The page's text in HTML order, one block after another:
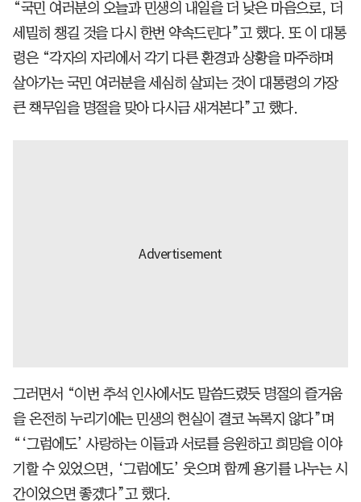
“국민 여러분의 오늘과 민생의 내일을 더 낮은 마음으로, 더
세밀히 챙길 것을 다시 한번 약속드린다”고 했다. 또 이 대통
령은 “각자의 자리에서 각기 다른 환경과 상황을 마주하며
살아가는 국민 여러분을 세심히 살피는 것이 대통령의 가장
큰 책무임을 명절을 맞아 다시금 새겨본다”고 했다.
그러면서 “이번 추석 인사에서도 말씀드렸듯 명절의 즐거움
을 온전히 누리기에는 민생의 현실이 결코 녹록지 않다”며
“‘그럼에도’ 사랑하는 이들과 서로를 응원하고 희망을 이야
기할 수 있었으면, ‘그럼에도’ 웃으며 함께 용기를 나누는 시
간이었으면 좋겠다”고 했다.